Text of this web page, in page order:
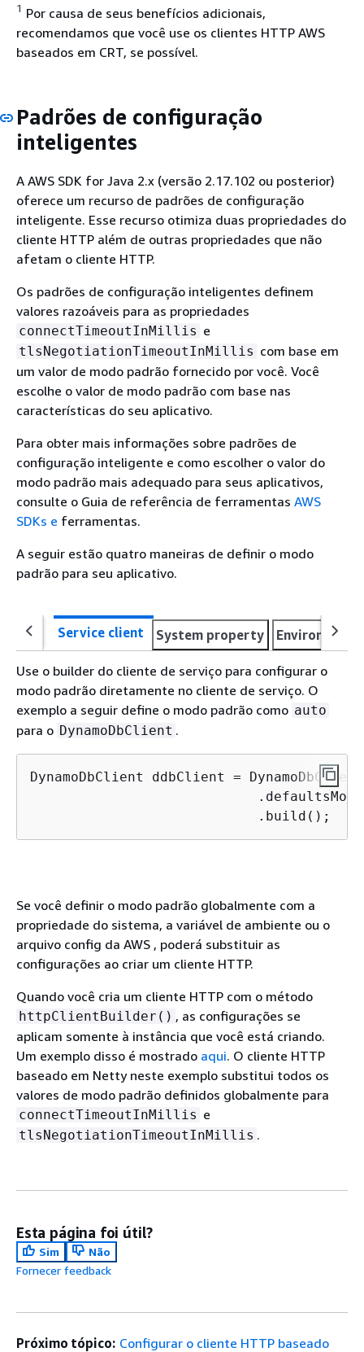
1 Por causa de seus benefícios adicionais,
recomendamos que você use os clientes HTTP AWS
baseados em CRT, se possível.
Padrões de configuração
inteligentes
A AWS SDK for Java 2.x (versão 2.17.102 ou posterior)
oferece um recurso de padrões de configuração
inteligente. Esse recurso otimiza duas propriedades do
cliente HTTP além de outras propriedades que não
afetam o cliente HTTP.
Os padrões de configuração inteligentes definem
valores razoáveis para as propriedades
connectTimeoutInMillis e
tlsNegotiationTimeoutInMillis com base em
um valor de modo padrão fornecido por você. Você
escolhe o valor de modo padrão com base nas
características do seu aplicativo.
Para obter mais informações sobre padrões de
configuração inteligente e como escolher o valor do
modo padrão mais adequado para seus aplicativos,
consulte o Guia de referência de ferramentas AWS
SDKs e ferramentas.
A seguir estão quatro maneiras de definir o modo
padrão para seu aplicativo.
Service client System property Environment
Use o builder do cliente de serviço para configurar o
modo padrão diretamente no cliente de serviço. O
exemplo a seguir define o modo padrão como auto
para o DynamoDbClient .
DynamoDbClient ddbClient =
                            .build();
Se você definir o modo padrão globalmente com a
propriedade do sistema, a variável de ambiente ou o
arquivo config da AWS , poderá substituir as
configurações ao criar um cliente HTTP.
Quando você cria um cliente HTTP com o método
httpClientBuilder() , as configurações se
aplicam somente à instância que você está criando.
Um exemplo disso é mostrado aqui. O cliente HTTP
baseado em Netty neste exemplo substitui todos os
valores de modo padrão definidos globalmente para
connectTimeoutInMillis e
tlsNegotiationTimeoutInMillis .
Esta página foi útil?
Sim
Não
Fornecer feedback
Próximo tópico: Configurar o cliente HTTP baseado